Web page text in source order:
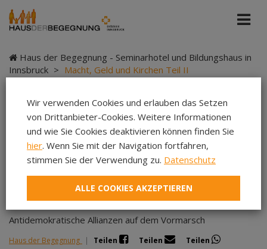
Haus der Begegnung - Seminarhotel und Bildungshaus in
Innsbruck > Macht, Geld und Kirchen Teil II
Macht, Geld und
Kirchen Teil II
Antidemokratische Allianzen auf dem Vormarsch
Haus der Begegnung | Teilen Teilen Teilen
Wir verwenden Cookies und erlauben das Setzen
von Drittanbieter-Cookies. Weitere Informationen
und wie Sie Cookies deaktivieren können finden Sie
hier. Wenn Sie mit der Navigation fortfahren,
stimmen Sie der Verwendung zu. Datenschutz
ALLE COOKIES AKZEPTIEREN